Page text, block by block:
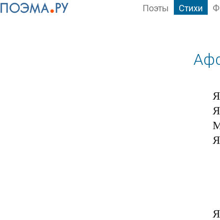
Поэты Стихи